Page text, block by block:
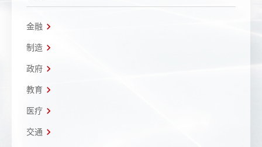
金融
制造
政府
教育
医疗
交通